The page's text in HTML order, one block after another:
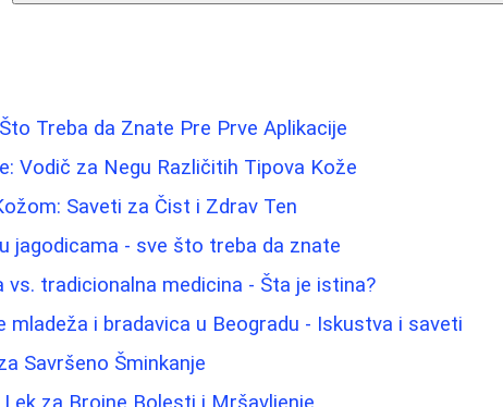
Treba da Znate Pre Prve Aplikacije
Vodič za Negu Različitih Tipova Kože
Saveti za Čist i Zdrav Ten
jagodicama - sve što treba da znate
vs. tradicionalna medicina - Šta je istina?
mladeža i bradavica u Beogradu - Iskustva i saveti
Savršeno Šminkanje